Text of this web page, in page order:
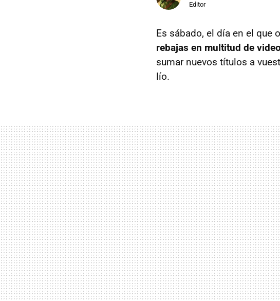
Editor
Es sábado, el día en el que
rebajas en multitud de
sumar nuevos títulos a
lío.